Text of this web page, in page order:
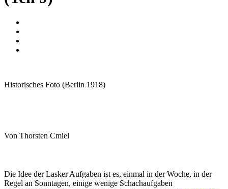
Historisches Foto (Berlin 1918)
Von Thorsten Cmiel
Die Idee der Lasker Aufgaben ist es, einmal in der Woche, in der
Regel an Sonntagen, einige wenige Schachaufgaben